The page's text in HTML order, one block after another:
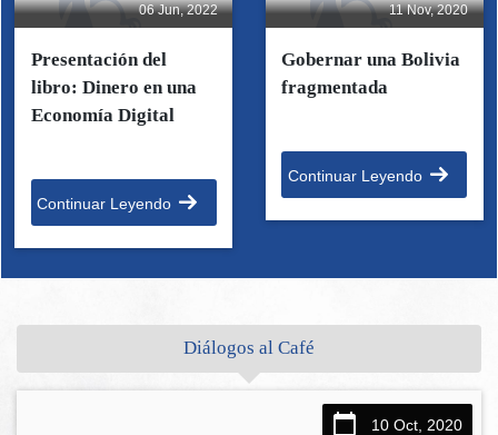
06 Jun, 2022
Presentación del
libro: Dinero en una
Economía Digital
Continuar Leyendo
11 Nov, 2020
Gobernar una Bolivia
fragmentada
Continuar Leyendo
Diálogos al Café
10 Oct, 2020